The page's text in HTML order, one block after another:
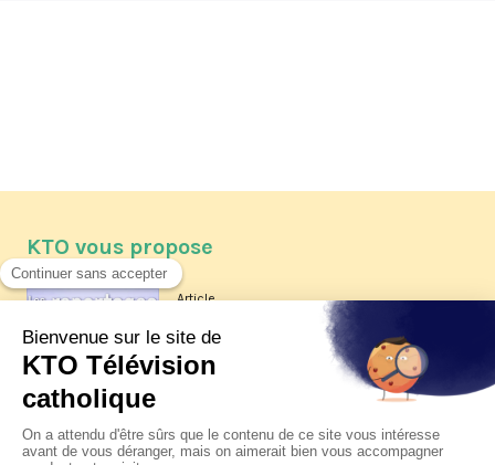
KTO vous propose
Article
Les reportages d'été 2026 de KTO
La visite pastorale du pape Léon
XIV à Assise à suivre sur KTO le
jeudi 6 août